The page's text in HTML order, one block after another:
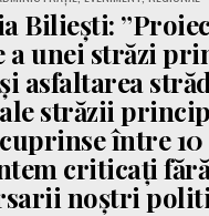
Biliești:
a unei străzi
asfaltarea
străzii
între 10
criticați fără
noștri